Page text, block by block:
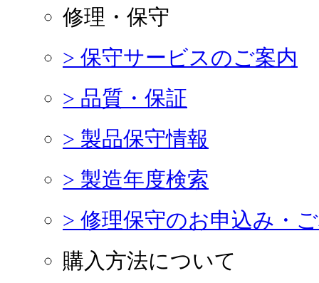
修理・保守
> 保守サービスのご案内
> 品質・保証
> 製品保守情報
> 製造年度検索
> 修理保守のお申込み・
購入方法について